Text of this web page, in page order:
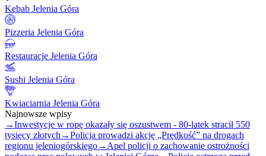
Kebab Jelenia Góra
Pizzeria Jelenia Góra
Restauracje Jelenia Góra
Sushi Jelenia Góra
Kwiaciarnia Jelenia Góra
Najnowsze wpisy
→Inwestycje w ropę okazały się oszustwem - 80-latek stracił 550
tysięcy złotych →Policja prowadzi akcję „Prędkość” na drogach
regionu jeleniogórskiego→ Apel policji o zachowanie ostrożności